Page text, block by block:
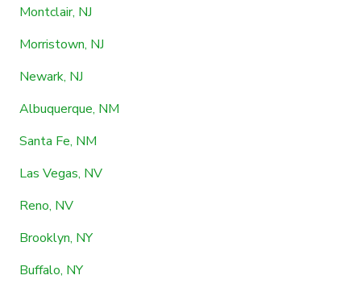
Montclair, NJ
Morristown, NJ
Newark, NJ
Albuquerque, NM
Santa Fe, NM
Las Vegas, NV
Reno, NV
Brooklyn, NY
Buffalo, NY